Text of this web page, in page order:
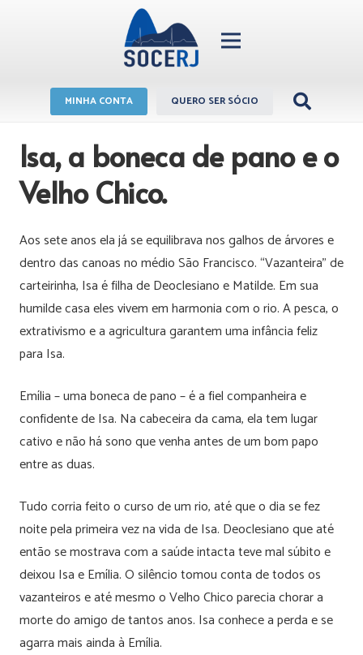
MINHA CONTA QUERO SER SÓCIO
Isa, a boneca de pano e o
Velho Chico.
Aos sete anos ela já se equilibrava nos galhos de árvores e
dentro das canoas no médio São Francisco. “Vazanteira” de
carteirinha, Isa é filha de Deoclesiano e Matilde. Em sua
humilde casa eles vivem em harmonia com o rio. A pesca, o
extrativismo e a agricultura garantem uma infância feliz
para Isa.
Emília – uma boneca de pano – é a fiel companheira e
confidente de Isa. Na cabeceira da cama, ela tem lugar
cativo e não há sono que venha antes de um bom papo
entre as duas.
Tudo corria feito o curso de um rio, até que o dia se fez
noite pela primeira vez na vida de Isa. Deoclesiano que até
então se mostrava com a saúde intacta teve mal súbito e
deixou Isa e Emília. O silêncio tomou conta de todos os
vazanteiros e até mesmo o Velho Chico parecia chorar a
morte do amigo de tantos anos. Isa conhece a perda e se
agarra mais ainda à Emília.